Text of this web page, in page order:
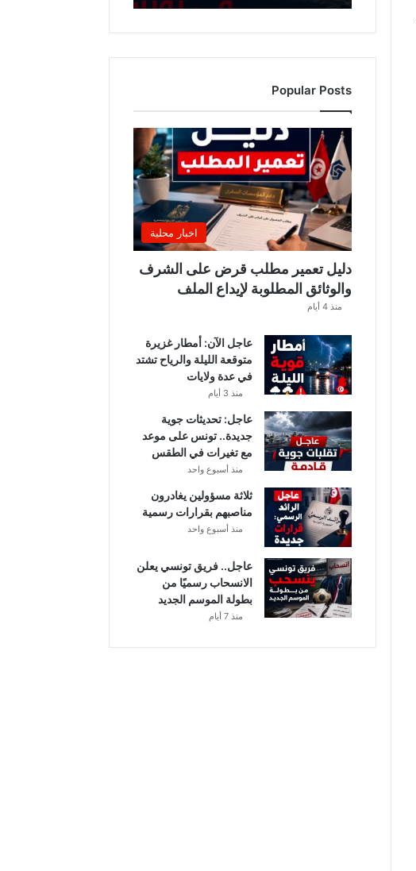
ل
ت
ب
ة
.
ا
ل
غ
ن
و
ش
ي
ك
ا
ل
ت
ف
ا
ص
ي
ل
Popular Posts
اخبار محلية
دليل تعمير مطلب قرض على الشرف
والوثائق المطلوبة لإيداع الملف
منذ 4 أيام
عاجل الآن: أمطار غزيرة
متوقعة الليلة والرياح تشتد
في عدة ولايات
منذ 3 أيام
عاجل: تحديثات جوية
جديدة.. تونس على موعد
مع تغيرات في الطقس
منذ أسبوع واحد
ثلاثة مسؤولين يغادرون
مناصبهم بقرارات رسمية
منذ أسبوع واحد
عاجل.. فريق تونسي يعلن
الانسحاب رسميًا من
بطولة الموسم الجديد
منذ 7 أيام